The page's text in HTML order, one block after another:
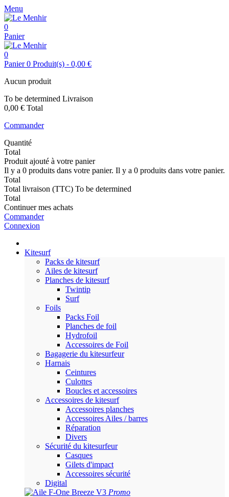
Menu
0
Panier
0
Panier 0 Produit(s) - 0,00 €
Aucun produit
To be determined Livraison
0,00 € Total
Commander
Quantité
Total
Produit ajouté à votre panier
Il y a 0 produits dans votre panier. Il y a 0 produits dans votre panier.
Total
Total livraison (TTC) To be determined
Total
Continuer mes achats
Commander
Connexion
Kitesurf
Packs de kitesurf
Ailes de kitesurf
Planches de kitesurf
Twintip
Surf
Foils
Packs Foil
Planches de foil
Hydrofoil
Accessoires de Foil
Bagagerie du kitesurfeur
Harnais
Ceintures
Culottes
Boucles et accessoires
Accessoires de kitesurf
Accessoires planches
Accessoires Ailes / barres
Réparation
Divers
Sécurité du kitesurfeur
Casques
Gilets d'impact
Accessoires sécurité
Digital
Promo